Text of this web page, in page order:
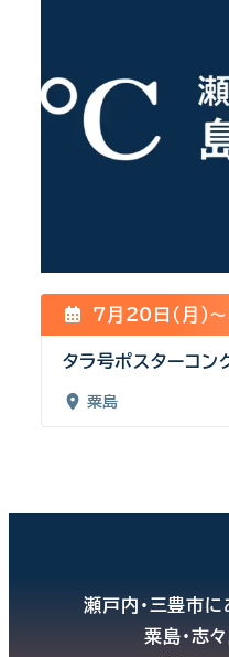
7月20日(月)
タラ号ポスターコ
粟島
瀬戸内・三豊市に
粟島・志